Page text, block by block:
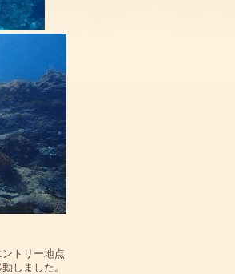
トリー地点
しました。